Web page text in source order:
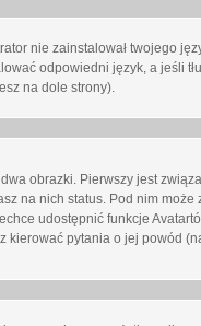
nie zainstalował twojego
odpowiedni język, a jeśli
na dole strony).
obrazki. Pierwszy jest
na nich status. Pod nim
udostępnić funkcje
kierować pytania o jej powód